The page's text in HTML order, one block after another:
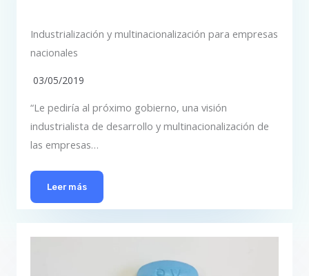
Industrialización y multinacionalización para empresas
nacionales
03/05/2019
“Le pediría al próximo gobierno, una visión
industrialista de desarrollo y multinacionalización de
las empresas…
Leer más